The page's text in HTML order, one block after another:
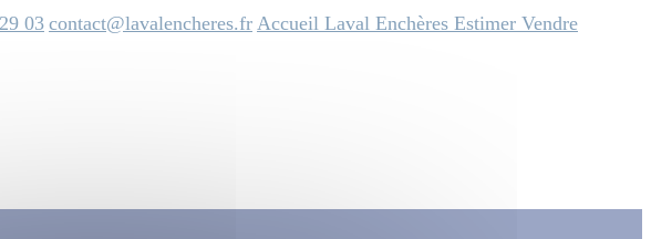
03 contact@lavalencheres.fr Accueil Laval Enchères Estimer Vendre